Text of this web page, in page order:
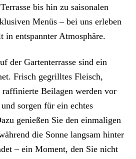
bis hin zu saisonalen
Menüs – bei uns erleben
entspannter Atmosphäre.
der Gartenterrasse sind ein
Frisch gegrilltes Fleisch,
raffinierte Beilagen werden vor
sorgen für ein echtes
genießen Sie den einmaligen
die Sonne langsam hinter
– ein Moment, den Sie nicht